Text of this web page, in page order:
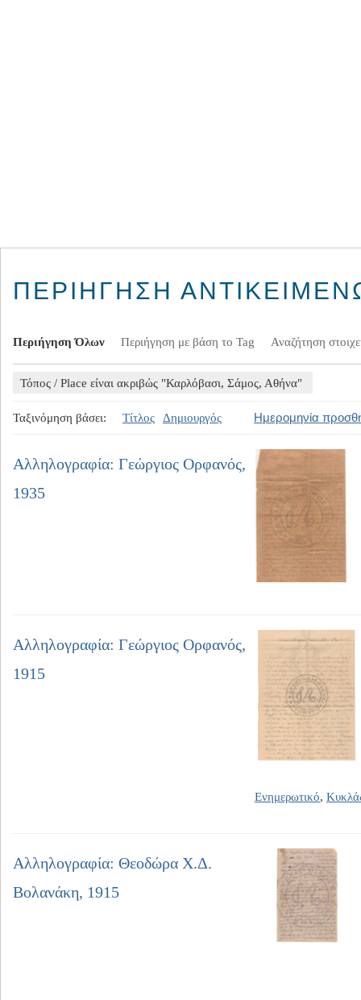
ΠΕΡΙΉΓΗΣΗ
Περιήγηση Όλων Περιήγηση με βάση το Tag Αναζήτηση
Τόπος / Place είναι ακριβώς "Καρλόβασι, Σάμος, Αθήνα"
Ταξινόμηση βάσει: Τίτλος Δημιουργός Ημερομηνία
Αλληλογραφία: Γεώργιος Ορφανός,
1935
Αλληλογραφία: Γεώργιος Ορφανός,
1915
Ενημερωτικό,
Αλληλογραφία: Θεοδώρα Χ.Δ.
Βολανάκη, 1915